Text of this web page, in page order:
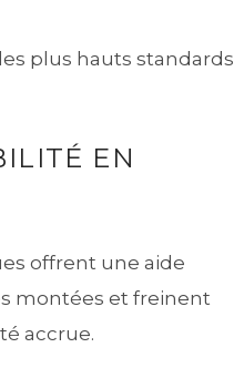
plus hauts standards
EN
offrent une aide
montées et freinent
accrue.